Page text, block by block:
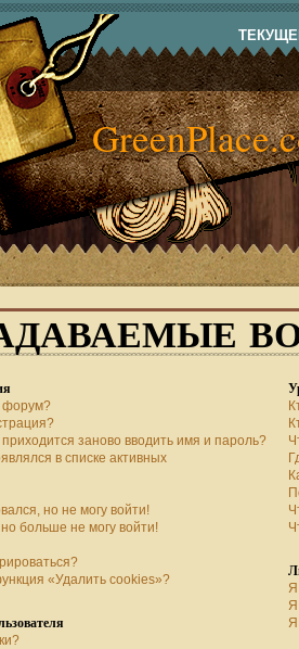
форум?
заново вводить имя и пароль?
в списке активных
но не могу войти!
больше не могу войти!
«Удалить cookies»?
Я
Я
Я